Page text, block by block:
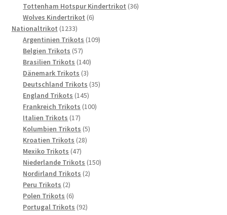
Produkte
Tottenham Hotspur Kindertrikot 3636
Wolves Kindertrikot 66
Nationaltrikot 12331233
Produkte
Argentinien Trikots 109109
Belgien Trikots 5757
Produkte
Brasilien Trikots 140140
Dänemark Trikots 33
Produkte
Deutschland Trikots 3535
England Trikots 145145
Produkte
Frankreich Trikots 100100
Italien Trikots 1717
Produkte
Kolumbien Trikots 55
Kroatien Trikots 2828
Mexiko Trikots 4747
Produkte
Niederlande Trikots 150150
Nordirland Trikots 22
Peru Trikots 22
Produkte
Polen Trikots 66
Produkte
Portugal Trikots 9292